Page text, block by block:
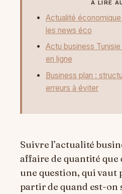
À LIRE
Actualité
les news éco
Actu business
en ligne
Business plan :
erreurs à éviter
Suivre l’actualité
affaire de quantité que
une question, qui vaut
partir de quand est-